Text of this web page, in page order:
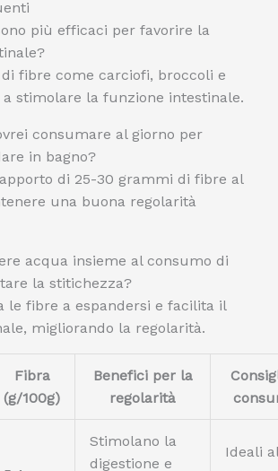
più efficaci per favorire la
fibre come carciofi, broccoli e
stimolare la funzione intestinale.
consumare al giorno per
in bagno?
di 25-30 grammi di fibre al
una buona regolarità
acqua insieme al consumo di
la stitichezza?
le fibre a espandersi e facilita il
migliorando la regolarità.
Fibra
(g/100g)
Benefici per la
regolarità
Stimolano la
digestione e
Ideali